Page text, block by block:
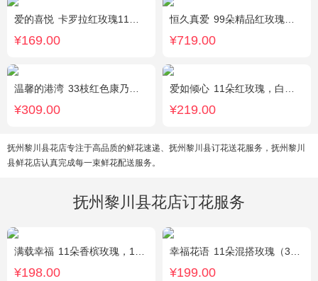
爱的喜悦 卡罗拉红玫瑰11枝、白色满天星、尤加利搭配
¥169.00
恒久真爱 99朵精品红玫瑰，粉色相思梅丰满围边，搭配皇冠、黑色缎带装饰
¥719.00
温馨的港湾 33枝红色康乃馨，3枝白色多头香水百合，绿叶，满天星搭配丰满。
¥309.00
爱如倾心 11朵红玫瑰，白色满天星间插，一条灯带，一对小熊、黄莺或尤加利叶搭配
¥219.00
抚州黎川县花店专注于高品质的鲜花速递、抚州黎川县订花送花服务，抚州黎川
县鲜花店认真完成每一束鲜花配送服务。
抚州黎川县花店订花服务
满载幸福 11朵香槟玫瑰，1支白色多头香水百合，搭配桔梗、黄莺。
¥198.00
幸福花语 11朵混搭玫瑰（3支红玫瑰、3支粉玫瑰、3支白玫瑰、2支香槟玫瑰），搭配适量黄莺、栀子叶，随机赠送1只可爱小熊。
¥199.00